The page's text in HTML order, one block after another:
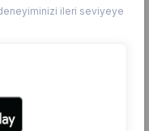
ileri seviyeye